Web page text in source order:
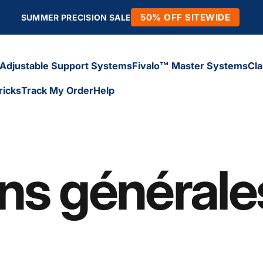
SUMMER PRECISION SALE 50% OFF SITEWIDE
Adjustable Support Systems
Adjustable Support Systems
Fivalo™ Master Systems
Track My OrderHelp